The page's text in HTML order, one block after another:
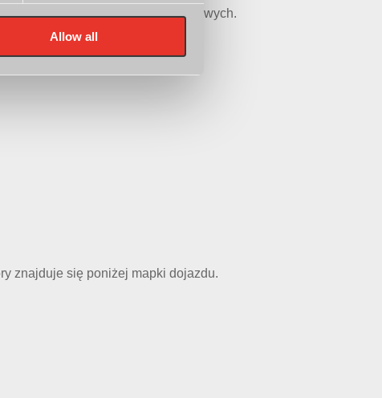
Allow all
partnerem wielu instytucji finansowych.
znajduje się poniżej mapki dojazdu.